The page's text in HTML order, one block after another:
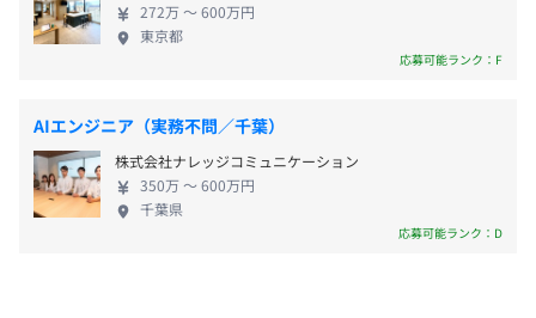
Docker、Kubernetes
険）
272万 〜 600万円
東京都
応募可能ランク：F
AIエンジニア（実務不問／千葉）
株式会社ナレッジコミュニケーション
350万 〜 600万円
千葉県
応募可能ランク：D